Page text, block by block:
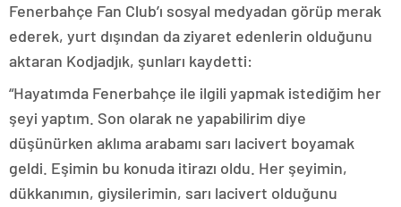
Fenerbahçe Fan Club’ı sosyal medyadan görüp merak
ederek, yurt dışından da ziyaret edenlerin olduğunu
aktaran Kodjadjık, şunları kaydetti:
“Hayatımda Fenerbahçe ile ilgili yapmak istediğim her
şeyi yaptım. Son olarak ne yapabilirim diye
düşünürken aklıma arabamı sarı lacivert boyamak
geldi. Eşimin bu konuda itirazı oldu. Her şeyimin,
dükkanımın, giysilerimin, sarı lacivert olduğunu